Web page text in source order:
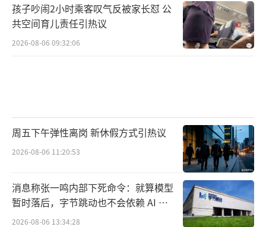
孩子吵闹2小时乘客叹气反被家长怼 公
共空间育儿责任引热议
2026-08-06 09:32:06
周五下午弹性离岗 新休假方式引热议
2026-08-06 11:20:53
消息称张一鸣内部下死命令：就算模型
暂时落后，字节跳动也不会依赖 AI 蒸
馏技术
2026-08-06 13:34:28